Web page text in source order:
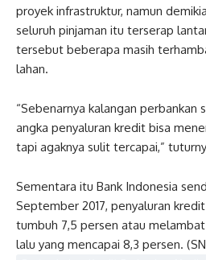
proyek infrastruktur, namun
seluruh pinjaman itu terserap
tersebut beberapa masih
lahan.
“Sebenarnya kalangan perbankan
angka penyaluran kredit bisa
tapi agaknya sulit tercapai,”
Sementara itu Bank Indonesia
September 2017, penyaluran
tumbuh 7,5 persen atau
lalu yang mencapai 8,3 persen.